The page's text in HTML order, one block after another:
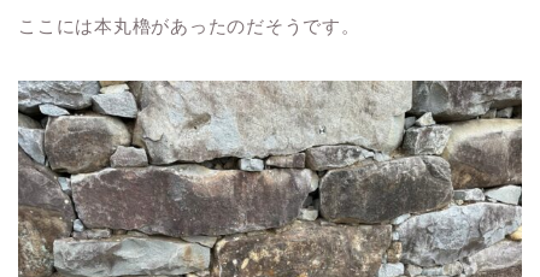
ここには本丸櫓があったのだそうです。